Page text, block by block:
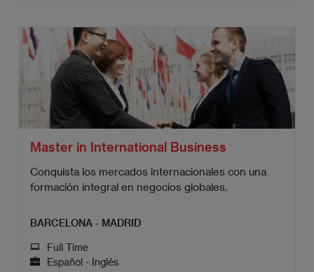
Master in International Business
Conquista los mercados internacionales con una
formación integral en negocios globales.
BARCELONA - MADRID
Full Time
Español - Inglés